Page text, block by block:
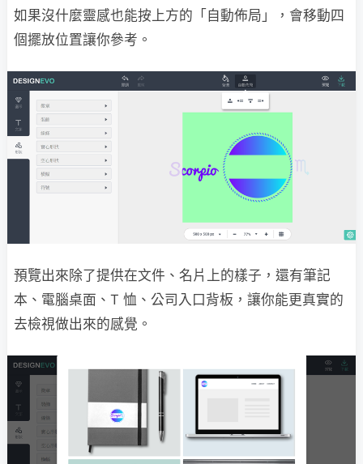
如果沒什麼靈感也能按上方的「自動佈局」，會移動四
個擺放位置讓你參考。
預覽出來除了提供在文件、名片上的樣子，還有筆記
本、電腦桌面、T 恤、公司入口背板，讓你能更真實的
去檢視做出來的感覺。